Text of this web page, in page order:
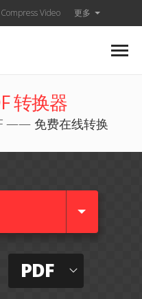
Compress Video 更多
转换器
—— 免费在线转换
PDF